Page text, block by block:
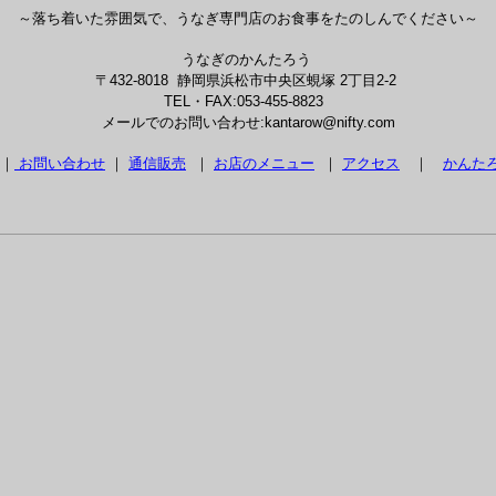
～落ち着いた雰囲気で、うなぎ専門店のお食事をたのしんでください～
うなぎのかんたろう
〒432-8018 静岡県浜松市中央区蜆塚 2丁目2-2
TEL・FAX:053-455-8823
メールでのお問い合わせ:kantarow@nifty.com
お問い合わせ ｜ 通信販売 ｜ お店のメニュー ｜ アクセス ｜ かんた